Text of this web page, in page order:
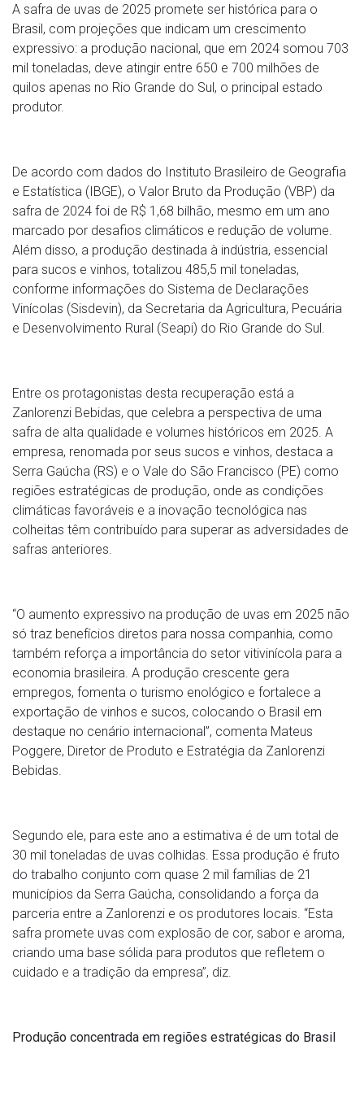
A safra de uvas de 2025 promete ser histórica para o
Brasil, com projeções que indicam um crescimento
expressivo: a produção nacional, que em 2024 somou 703
mil toneladas, deve atingir entre 650 e 700 milhões de
quilos apenas no Rio Grande do Sul, o principal estado
produtor.
De acordo com dados do Instituto Brasileiro de Geografia
e Estatística (IBGE), o Valor Bruto da Produção (VBP) da
safra de 2024 foi de R$ 1,68 bilhão, mesmo em um ano
marcado por desafios climáticos e redução de volume.
Além disso, a produção destinada à indústria, essencial
para sucos e vinhos, totalizou 485,5 mil toneladas,
conforme informações do Sistema de Declarações
Vinícolas (Sisdevin), da Secretaria da Agricultura, Pecuária
e Desenvolvimento Rural (Seapi) do Rio Grande do Sul.
Entre os protagonistas desta recuperação está a
Zanlorenzi Bebidas, que celebra a perspectiva de uma
safra de alta qualidade e volumes históricos em 2025. A
empresa, renomada por seus sucos e vinhos, destaca a
Serra Gaúcha (RS) e o Vale do São Francisco (PE) como
regiões estratégicas de produção, onde as condições
climáticas favoráveis e a inovação tecnológica nas
colheitas têm contribuído para superar as adversidades de
safras anteriores.
“O aumento expressivo na produção de uvas em 2025 não
só traz benefícios diretos para nossa companhia, como
também reforça a importância do setor vitivinícola para a
economia brasileira. A produção crescente gera
empregos, fomenta o turismo enológico e fortalece a
exportação de vinhos e sucos, colocando o Brasil em
destaque no cenário internacional”, comenta Mateus
Poggere, Diretor de Produto e Estratégia da Zanlorenzi
Bebidas.
Segundo ele, para este ano a estimativa é de um total de
30 mil toneladas de uvas colhidas. Essa produção é fruto
do trabalho conjunto com quase 2 mil famílias de 21
municípios da Serra Gaúcha, consolidando a força da
parceria entre a Zanlorenzi e os produtores locais. “Esta
safra promete uvas com explosão de cor, sabor e aroma,
criando uma base sólida para produtos que refletem o
cuidado e a tradição da empresa”, diz.
Produção concentrada em regiões estratégicas do Brasil